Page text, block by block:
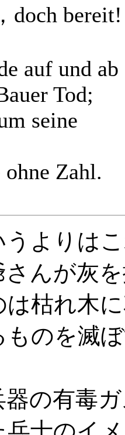
doch bereit!
auf und ab
Tod;
seine
Zahl.
よりは
さんが灰
枯れ木
ものを滅
の有毒